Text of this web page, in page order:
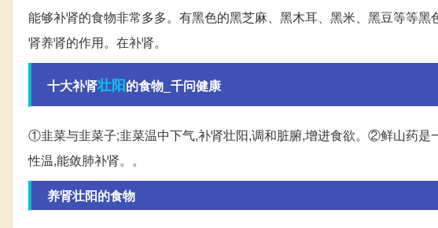
能够补肾的食物非常多多。有黑色的黑芝麻、黑木耳、黑米、黑豆等等
肾养肾的作用。在补肾。
十大补肾壮阳的食物_千问健康
①韭菜与韭菜子;韭菜温中下气,补肾壮阳,调和脏腑,增进食欲。②鲜山药
性温,能敛肺补肾。。
养肾壮阳的食物